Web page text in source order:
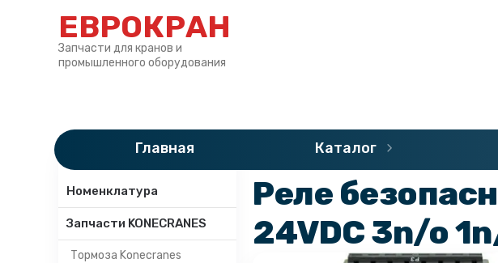
ЕВРОКРАН
Запчасти для кранов и
промышленного оборудования
Главная Каталог
Категории
Номенклатура
Запчасти KONECRANES
Тормоза Konecranes
»Каталог » Запчасти PILZ
Реле
24VDС 3n/o